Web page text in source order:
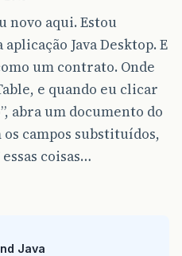
novo aqui. Estou
Java Desktop. E
um contrato. Onde
e quando eu clicar
abra um documento do
campos substituídos,
essas coisas…
Java